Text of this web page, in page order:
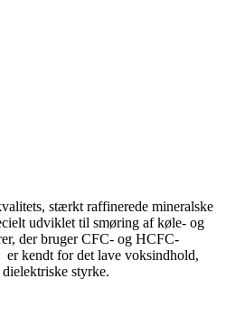
stærkt raffinerede mineralske
udviklet til smøring af køle- og
der bruger CFC- og HCFC-
kendt for det lave voksindhold,
styrke.